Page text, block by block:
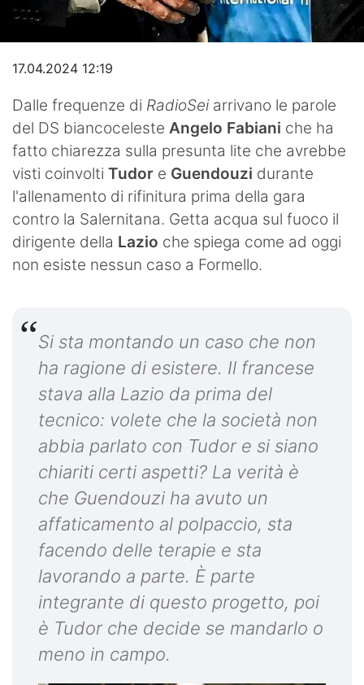
17.04.2024 12:19
Dalle frequenze di RadioSeiarrivano le parole
del DS biancoceleste Angelo Fabiani che ha
fatto chiarezza sulla presunta lite che avrebbe
visti coinvolti Tudor e Guendouzi durante
l'allenamento di rifinitura prima della gara
contro la Salernitana. Getta acqua sul fuoco il
dirigente della Lazio che spiega come ad oggi
non esiste nessun caso a Formello.
Si sta montando un caso che non
ha ragione di esistere. Il francese
stava alla Lazio da prima del
tecnico: volete che la società non
abbia parlato con Tudor e si siano
chiariti certi aspetti? La verità è
che Guendouzi ha avuto un
affaticamento al polpaccio, sta
facendo delle terapie e sta
lavorando a parte. È parte
integrante di questo progetto, poi
è Tudor che decide se mandarlo o
meno in campo.